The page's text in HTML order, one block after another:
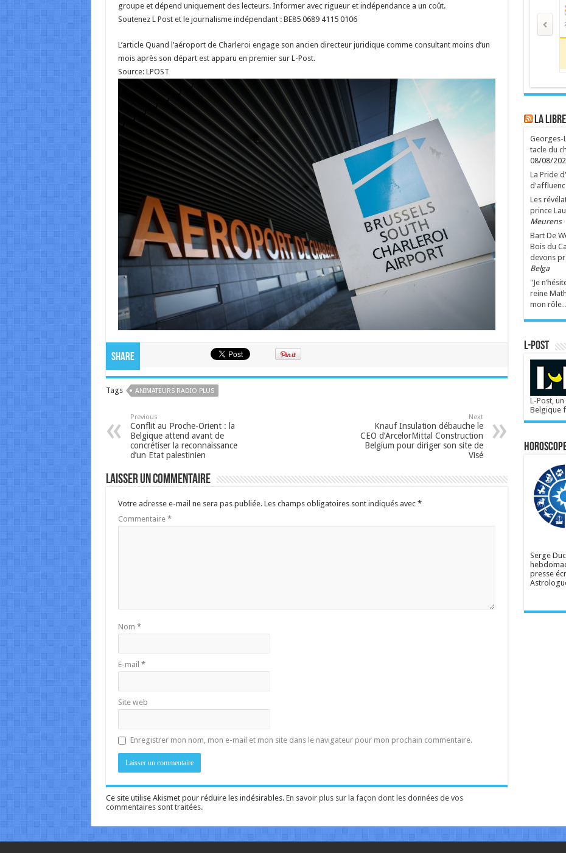
groupe et dépend uniquement des lecteurs. Informer avec rigueur et indépendance a un coût.
Soutenez L Post et le journalisme indépendant : BE85 0689 4115 0106
L’article Quand l’aéroport de Charleroi engage son ancien directeur juridique comme consultant moins d’un
mois après son départ est apparu en premier sur L-Post.
Source: LPOST
Share
Tags ANIMATEURS RADIO PLUS
Previous
Conflit au Proche-Orient : la
Belgique attend avant de
concrétiser la reconnaissance
d’un Etat palestinien
Next
Knauf Insulation débauche le
CEO d’ArcelorMittal Construction
Belgium pour diriger son site de
Visé
Laisser un commentaire
Votre adresse e-mail ne sera pas publiée. Les champs obligatoires sont indiqués avec *
Commentaire *
Nom *
E-mail *
Site web
Enregistrer mon nom, mon e-mail et mon site dans le navigateur pour mon prochain commentaire.
Ce site utilise Akismet pour réduire les indésirables. En savoir plus sur la façon dont les données de vos
commentaires sont traitées.
LA
Georges-
tacle du
08/08/
La Pride
Les
prince
Meurens
Bart De
Bois du
devons
Belga
"Je
reine
mon
L-POST
L-Post,
Belgique
Serge
presse